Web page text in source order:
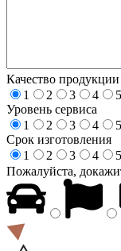
Качество продукции
1
2 3 4
5
Уровень сервиса
1
2 3 4
5
Срок изготовления
1
2 3 4
5
Пожалуйста,